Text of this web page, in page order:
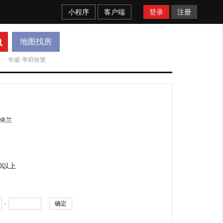
小程序 客户端 登录 注册
地图找房
华崴·學府拾號
依兰
以上
- 确定